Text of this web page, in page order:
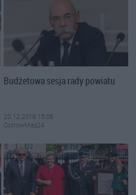
Budżetowa sesja rady powiatu
20.12.2019 15:08
OstrowMaz24